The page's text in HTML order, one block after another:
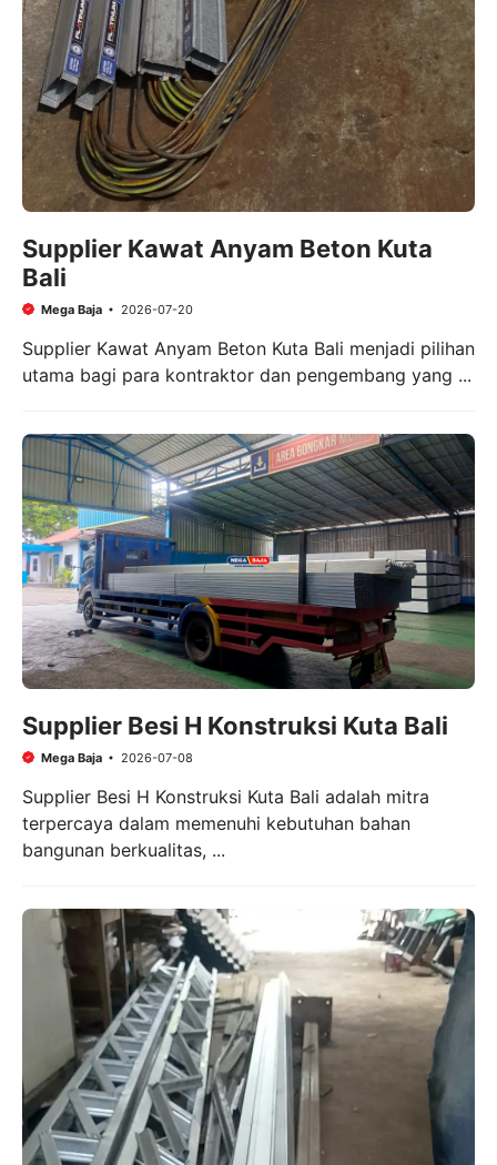
Supplier Kawat Anyam Beton Kuta
Bali
Mega Baja 2026-07-20
Supplier Kawat Anyam Beton Kuta Bali menjadi pilihan
utama bagi para kontraktor dan pengembang yang ...
Supplier Besi H Konstruksi Kuta Bali
Mega Baja 2026-07-08
Supplier Besi H Konstruksi Kuta Bali adalah mitra
terpercaya dalam memenuhi kebutuhan bahan
bangunan berkualitas, ...